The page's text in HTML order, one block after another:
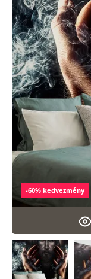
-60% kedvezmény